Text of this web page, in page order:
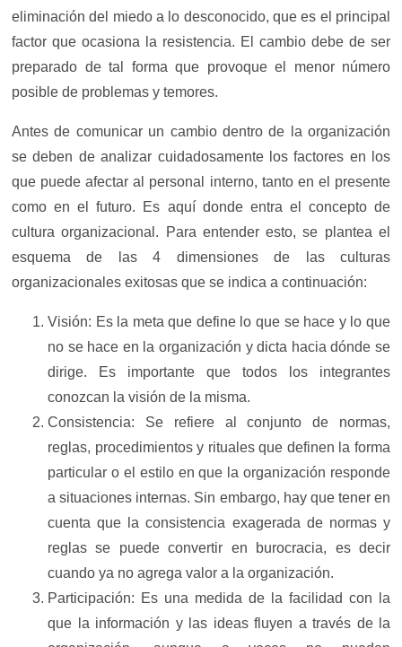
eliminación del miedo a lo desconocido, que es el principal
factor que ocasiona la resistencia. El cambio debe de ser
preparado de tal forma que provoque el menor número
posible de problemas y temores.
Antes de comunicar un cambio dentro de la organización
se deben de analizar cuidadosamente los factores en los
que puede afectar al personal interno, tanto en el presente
como en el futuro. Es aquí donde entra el concepto de
cultura organizacional. Para entender esto, se plantea el
esquema de las 4 dimensiones de las culturas
organizacionales exitosas que se indica a continuación:
Visión: Es la meta que define lo que se hace y lo que
no se hace en la organización y dicta hacia dónde se
dirige. Es importante que todos los integrantes
conozcan la visión de la misma.
Consistencia: Se refiere al conjunto de normas,
reglas, procedimientos y rituales que definen la forma
particular o el estilo en que la organización responde
a situaciones internas. Sin embargo, hay que tener en
cuenta que la consistencia exagerada de normas y
reglas se puede convertir en burocracia, es decir
cuando ya no agrega valor a la organización.
Participación: Es una medida de la facilidad con la
que la información y las ideas fluyen a través de la